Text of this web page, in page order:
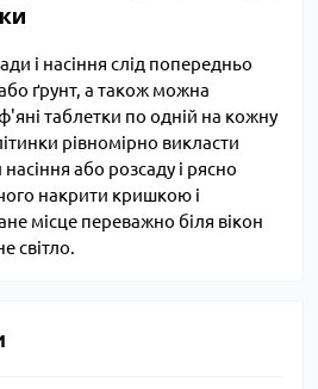
і насіння слід попередньо
ґрунт, а також можна
таблетки по одній на кожну
рівномірно викласти
насіння або розсаду і рясно
накрити кришкою і
місце переважно біля вікон
світло.